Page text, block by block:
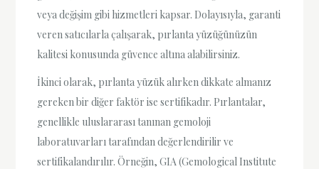
veya değişim gibi hizmetleri kapsar. Dolayısıyla, garanti
veren satıcılarla çalışarak, pırlanta yüzüğünüzün
kalitesi konusunda güvence altına alabilirsiniz.
İkinci olarak, pırlanta yüzük alırken dikkate almanız
gereken bir diğer faktör ise sertifikadır. Pırlantalar,
genellikle uluslararası tanınan gemoloji
laboratuvarları tarafından değerlendirilir ve
sertifikalandırılır. Örneğin, GIA (Gemological Institute